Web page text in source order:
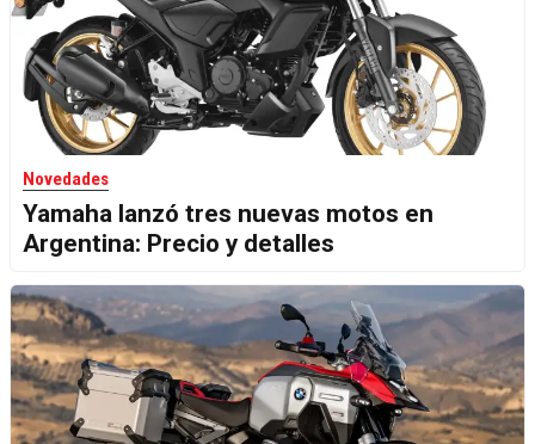
Novedades
Yamaha lanzó tres nuevas motos en
Argentina: Precio y detalles